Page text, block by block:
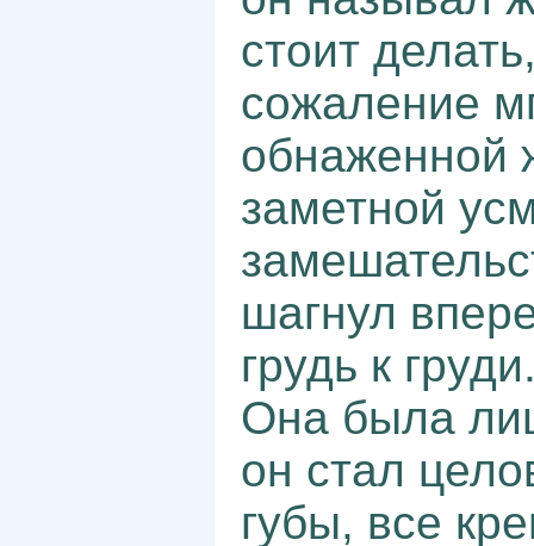
стоит
сожаление
обнаженной
заметной
шагнул
грудь к
Она была
он стал
губы, все